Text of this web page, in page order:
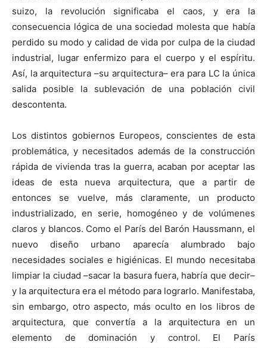
suizo, la revolución significaba el caos, y era la
consecuencia lógica de una sociedad molesta que había
perdido su modo y calidad de vida por culpa de la ciudad
industrial, lugar enfermizo para el cuerpo y el espíritu.
Así, la arquitectura –su arquitectura– era para LC la única
salida posible la sublevación de una población civil
descontenta.
Los distintos gobiernos Europeos, conscientes de esta
problemática, y necesitados además de la construcción
rápida de vivienda tras la guerra, acaban por aceptar las
ideas de esta nueva arquitectura, que a partir de
entonces se vuelve, más claramente, un producto
industrializado, en serie, homogéneo y de volúmenes
claros y blancos. Como el París del Barón Haussmann, el
nuevo diseño urbano aparecía alumbrado bajo
necesidades sociales e higiénicas. El mundo necesitaba
limpiar la ciudad –sacar la basura fuera, habría que decir–
y la arquitectura era el método para lograrlo. Manifestaba,
sin embargo, otro aspecto, más oculto en los libros de
arquitectura, que convertía a la arquitectura en un
elemento de dominación y control. El París